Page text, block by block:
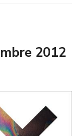
2012